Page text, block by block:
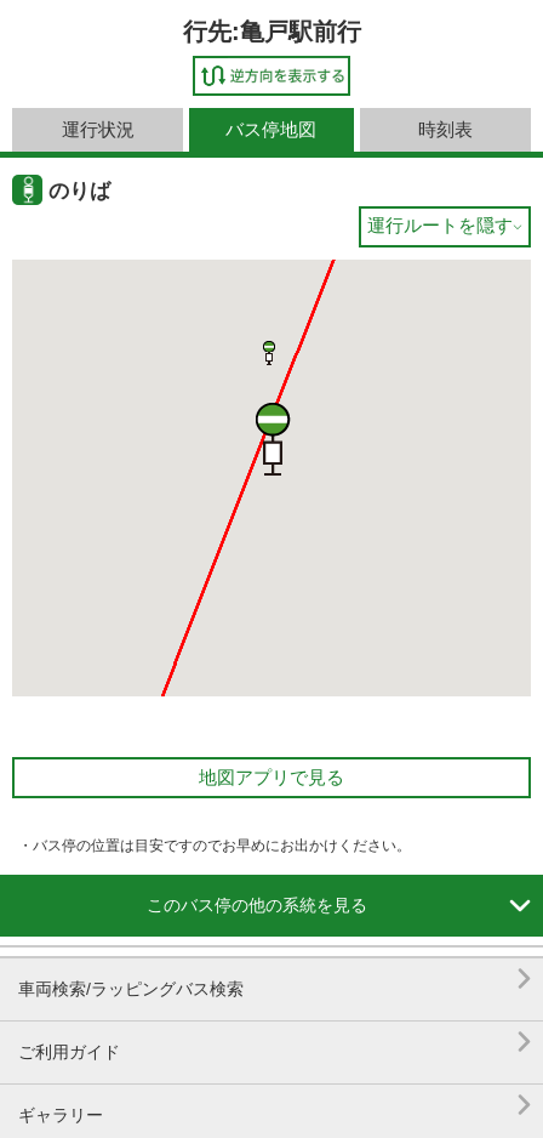
行先:亀戸駅前行
運行状況 バス停地図 時刻表
のりば
運行ルートを隠す
地図アプリで見る
・バス停の位置は目安ですのでお早めにお出かけください。
このバス停の他の系統を見る 
車両検索/ラッピングバス検索 
ご利用ガイド 
ギャラリー 